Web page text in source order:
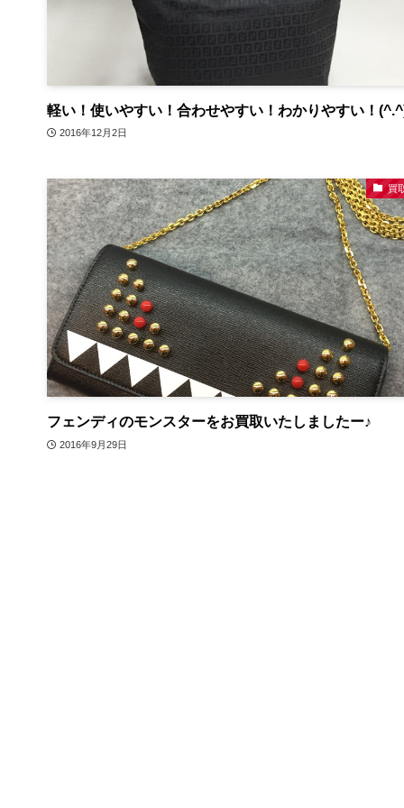
軽い！使いやすい！合わせやすい！わかりやすい！
2016年12月2日
買
フェンディのモンスターをお買取いたしましたー♪
2016年9月29日